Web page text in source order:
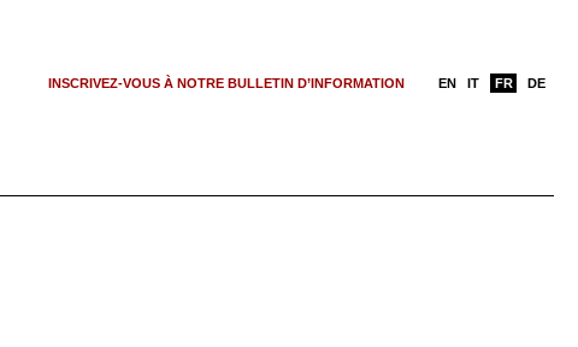
INSCRIVEZ-VOUS À NOTRE BULLETIN D’INFORMATION EN IT FR DE